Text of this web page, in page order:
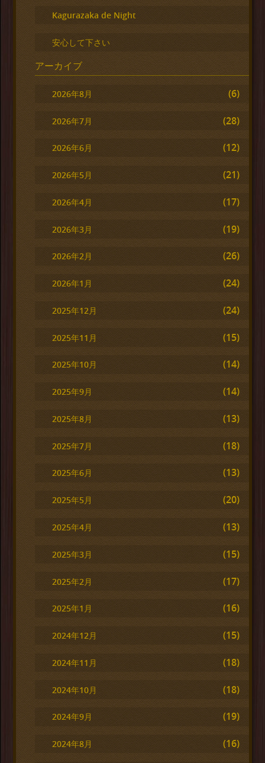
Kagurazaka de Night
安心して下さい
アーカイブ
2026年8月 (6)
2026年7月 (28)
2026年6月 (12)
2026年5月 (21)
2026年4月 (17)
2026年3月 (19)
2026年2月 (26)
2026年1月 (24)
2025年12月 (24)
2025年11月 (15)
2025年10月 (14)
2025年9月 (14)
2025年8月 (13)
2025年7月 (18)
2025年6月 (13)
2025年5月 (20)
2025年4月 (13)
2025年3月 (15)
2025年2月 (17)
2025年1月 (16)
2024年12月 (15)
2024年11月 (18)
2024年10月 (18)
2024年9月 (19)
2024年8月 (16)